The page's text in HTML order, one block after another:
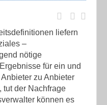
liefern
–
nötige
für ein und
zu Anbieter
tut der Nachfrage
können es